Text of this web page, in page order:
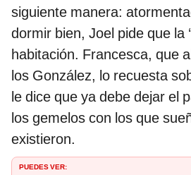
siguiente manera:
dormir bien, Joel pide que la
habitación. Francesca, que
los González, lo recuesta
le dice que ya debe dejar el
los gemelos con los que
existieron.
PUEDES VER: